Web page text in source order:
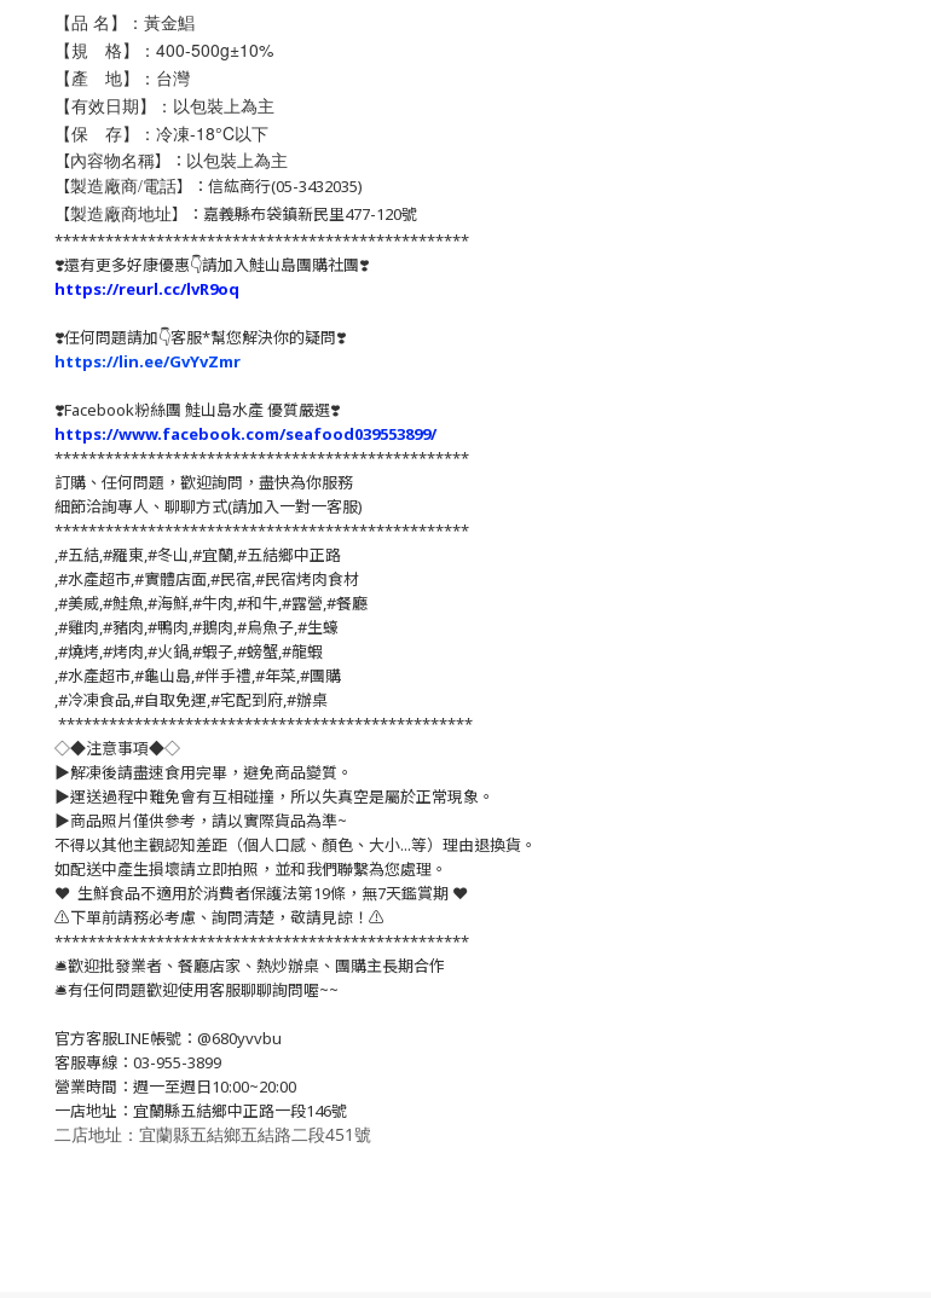
【品 名】：黃金鯧
【規 格】：400-500g±10%
【產 地】：台灣
【有效日期】：以包裝上為主
【保 存】：冷凍-18°C以下
【內容物名稱】： 以包裝上為主
【製造廠商/電話】：信紘商行(05-3432035)
【製造廠商地址】：嘉義縣布袋鎮新民里477-120號
*************************************************
❣️還有更多好康優惠👇請加入鮭山島團購社團❣️
https://reurl.cc/lvR9oq
❣️任何問題請加👇客服*幫您解決你的疑問❣️
https://lin.ee/GvYvZmr
❣️Facebook粉絲團 鮭山島水產 優質嚴選❣️
https://www.facebook.com/seafood039553899/
*************************************************
訂購、任何問題，歡迎詢問，盡快為你服務
細節洽詢專人、聊聊方式(請加入一對一客服)
*************************************************
,#五結,#羅東,#冬山,#宜蘭,#五結鄉中正路
,#水產超市,#實體店面,#民宿,#民宿烤肉食材
,#美威,#鮭魚,#海鮮,#牛肉,#和牛,#露營,#餐廳
,#雞肉,#豬肉,#鴨肉,#鵝肉,#烏魚子,#生蠔
,#燒烤,#烤肉,#火鍋,#蝦子,#螃蟹,#龍蝦
,#水產超市,#龜山島,#伴手禮,#年菜,#團購
,#冷凍食品,#自取免運,#宅配到府,#辦桌
*************************************************
◇◆注意事項◆◇
▶️解凍後請盡速食用完畢，避免商品變質。
▶️運送過程中難免會有互相碰撞，所以失真空是屬於正常現象。
▶️商品照片僅供參考，請以實際貨品為準~
不得以其他主觀認知差距（個人口感、顏色、大小...等）理由退換貨。
如配送中產生損壞請立即拍照，並和我們聯繫為您處理。
❤️ 生鮮食品不適用於消費者保護法第19條，無7天鑑賞期 ❤️
⚠️下單前請務必考慮、詢問清楚，敬請見諒！⚠️
*************************************************
🛎歡迎批發業者、餐廳店家、熱炒辦桌、團購主長期合作
🛎有任何問題歡迎使用客服聊聊詢問喔~~
官方客服LINE帳號：@680yvvbu
客服專線：03-955-3899
營業時間：週一至週日10:00~20:00
一店地址：宜蘭縣五結鄉中正路一段146號
二店地址：宜蘭縣五結鄉五結路二段451號